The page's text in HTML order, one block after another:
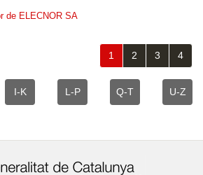
de ELECNOR SA
1 2 3 4
I-K L-P Q-T U-Z